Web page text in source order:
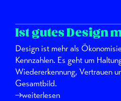
Ist gutes Design
Design ist mehr als
Kennzahlen. Es geht um
Wiedererkennung, Vertrauen
Gesamtbild.
weiterlesen